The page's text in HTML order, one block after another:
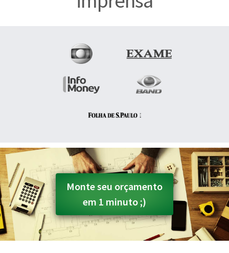
Monte seu orçamento
em 1 minuto ;)